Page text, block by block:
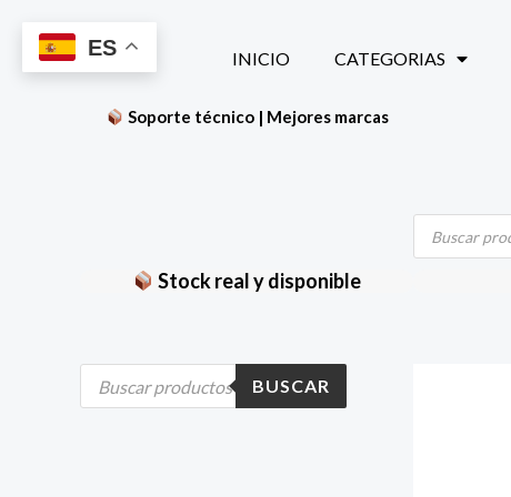
contenido
INICIO CATEGORIAS
Soporte técnico | Mejores marcas
Búsqueda
productos
Stock real y disponible
B
s
BUSCAR
ES